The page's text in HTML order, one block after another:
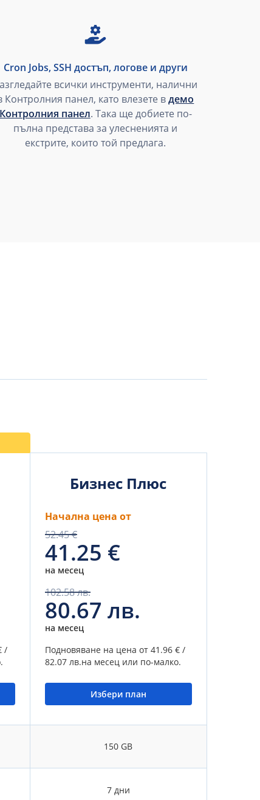
Cron Jobs, SSH достъп, логове и други
всички инструменти, налични
Контролния панел, като влезете вдемо
Контролния панел. Така ще добиете по-
пълна представа за улесненията и
екстрите, които той предлага.
/
Бизнес Плюс
Начална цена от
41.25 €
52.45 €
на месец
80.67 лв.
102.58 лв.
на месец
Подновяване на цена от 41.96 € /
82.07 лв.на месец или по-малко.
Избери план
150 GB
7 дни